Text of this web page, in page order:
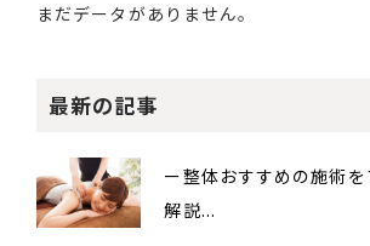
まだデータがありません。
最新の記事
ー整体おすすめの施術
解説...